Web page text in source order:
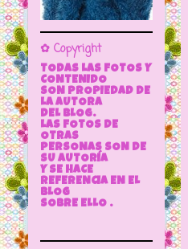
✿ Copyright
TODAS LAS FOTOS Y
CONTENIDO
SON PROPIEDAD DE
LA AUTORA
DEL BLOG.
LAS FOTOS DE
OTRAS
PERSONAS SON DE
SU AUTORÍA
Y SE HACE
REFERENCIA EN EL
BLOG
SOBRE ELLO .